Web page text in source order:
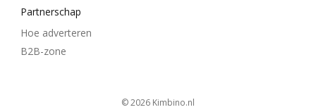
Partnerschap
Hoe adverteren
B2B-zone
© 2026 kimbino.nl